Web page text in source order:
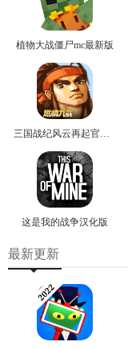
植物大战僵尸mc最新版
这是我的战争汉化版
最新更新